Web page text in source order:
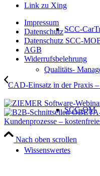
SCC-
Qualitäts-
SCC-QM
Wissenswertes
Link zu Xing
Impressum
Datenschutz
Datenschutz SCC-
AGB
Widerrufsbelehrung
CAD-Einsatz in der Praxis
Kundenprozesse –
Nach oben scrollen